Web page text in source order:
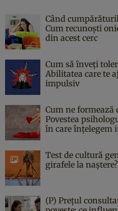
Când
Cum recunoști
din acest cerc
Cum să înveți
Abilitatea care te
impulsiv
Cum ne
Povestea
în care înțelegem
Test de cultură
girafele la naștere?
(P) Prețul